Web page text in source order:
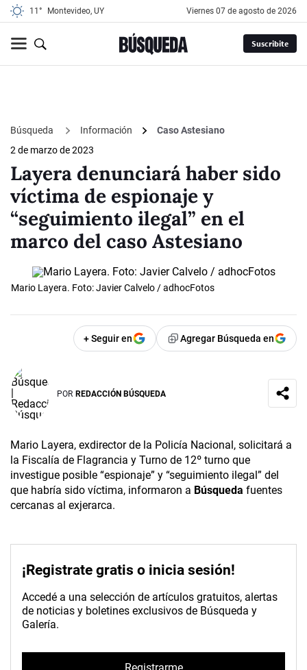
11° Montevideo, UY viernes 07 de agosto de 2026
Suscribite
Búsqueda Información
Caso Astesiano
2 de marzo de 2023
Layera denunciará haber sido
víctima de espionaje y
“seguimiento ilegal” en el
marco del caso Astesiano
Mario Layera. Foto: Javier Calvelo / adhocFotos
+ Seguir en Agregar Búsqueda en
POR REDACCIÓN BÚSQUEDA
Mario Layera, exdirector de la Policía Nacional, solicitará a
la Fiscalía de Flagrancia y Turno de 12º turno que
investigue posible “espionaje” y “seguimiento ilegal” del
que habría sido víctima, informaron a Búsqueda fuentes
cercanas al exjerarca.
¡Registrate gratis o inicia sesión!
Accedé a una selección de artículos gratuitos, alertas
de noticias y boletines exclusivos de Búsqueda y
Galería.
Registrarme